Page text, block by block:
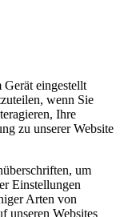
eingestellt
wenn Sie
Ihre
zu unserer Website
um
Einstellungen
Arten von
unseren Websites